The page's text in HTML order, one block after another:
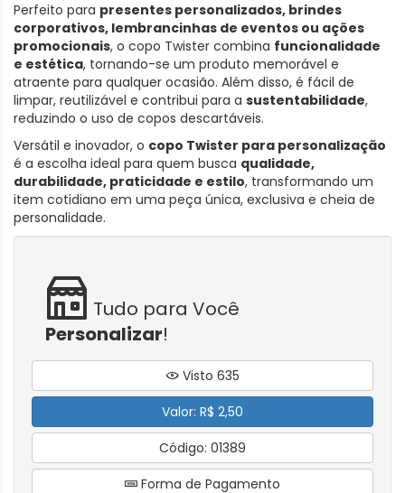
Perfeito para presentes personalizados, brindes
corporativos, lembrancinhas de eventos ou ações
promocionais, o copo Twister combina funcionalidade
e estética, tornando-se um produto memorável e
atraente para qualquer ocasião. Além disso, é fácil de
limpar, reutilizável e contribui para a sustentabilidade,
reduzindo o uso de copos descartáveis.
Versátil e inovador, o copo Twister para personalização
é a escolha ideal para quem busca qualidade,
durabilidade, praticidade e estilo, transformando um
item cotidiano em uma peça única, exclusiva e cheia de
personalidade.
Tudo para Você
Personalizar!
Visto 635
Valor: R$ 2,50
Código: 01389
Forma de Pagamento